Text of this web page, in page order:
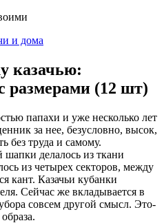
и дома
казачью:
размерами (12 шт)
папахи и уже несколько лет
за нее, безусловно, высок,
без труда и самому.
делалось из ткани
из четырех секторов, между
кант. Казачьи кубанки
Сейчас же вкладывается в
совсем другой смысл. Это-